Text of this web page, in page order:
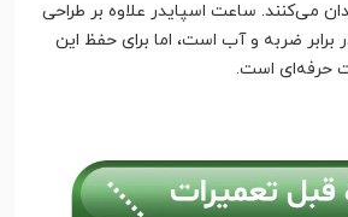
می‌کنند. ساعت اسپایدر علاوه بر طراحی
برابر ضربه و آب است، اما برای حفظ این
حرفه‌ای است.